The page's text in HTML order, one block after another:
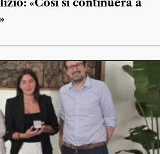
«Così si continuerà a